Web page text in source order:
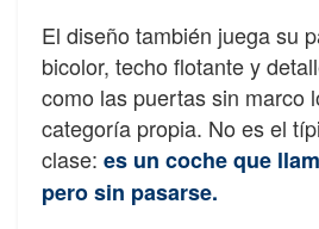
El diseño también juega su
bicolor, techo flotante y
como las puertas sin marco
categoría propia. No es el
clase: es un coche que
pero sin pasarse.